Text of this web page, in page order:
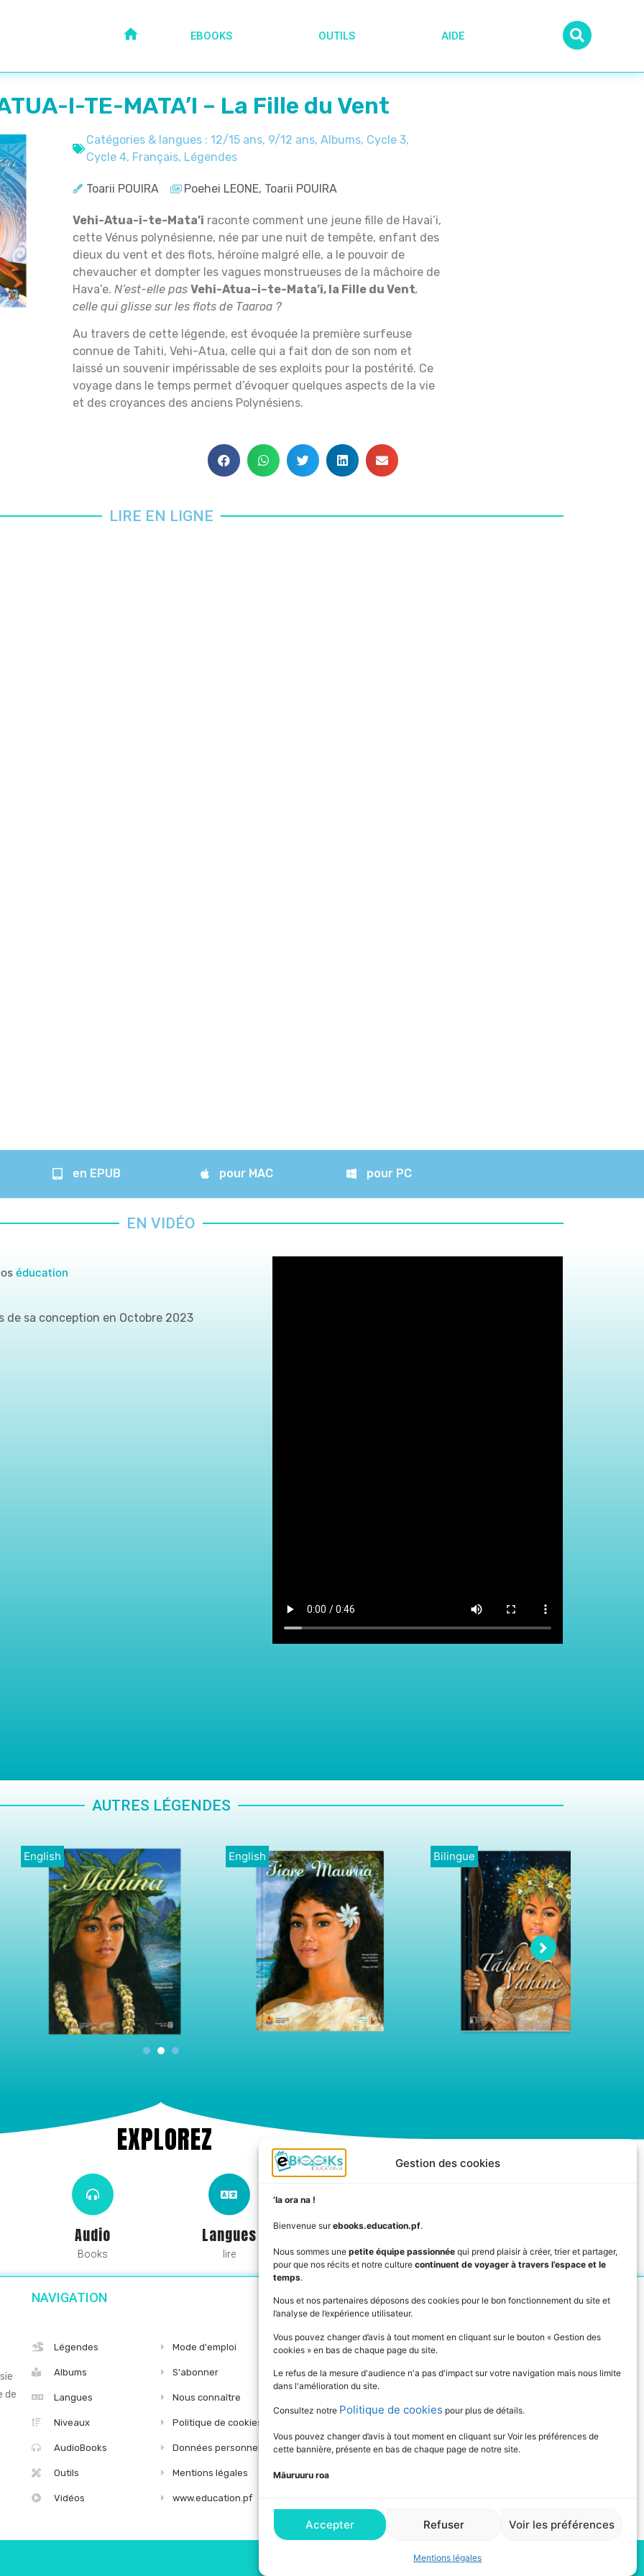
Gestion des cookies
’Ia ora na !
Bienvenue surebooks.education.pf.
Nous sommes une petite équipe passionnée qui prend plaisir à créer, trier et partager,
pour que nos récits et notre culture continuent de voyager à travers l’espace et le
temps.
Nous et nos partenaires déposons des cookies pour le bon fonctionnement du site et
l’analyse de l’expérience utilisateur.
Vous pouvez changer d’avis à tout moment en cliquant sur le bouton « Gestion des
cookies » en bas de chaque page du site.
Le refus de la mesure d'audience n'a pas d'impact sur votre navigation mais nous limite
dans l'amélioration du site.
Consultez notre Politique de cookies pour plus de détails.
Vous pouvez changer d’avis à tout moment en cliquant sur Voir les préférences de
cette bannière, présente en bas de chaque page de notre site.
Māuruuru roa
Accepter Refuser Voir les préférences
Mentions légales
EBOOKS OUTILS AIDE
I-TE-MATA’I – La Fille du Vent
Catégories & langues : 12/15 ans, 9/12 ans, Albums, Cycle 3,
Cycle 4, Français, Légendes
Toarii POUIRA Poehei LEONE, Toarii POUIRA
Vehi-Atua-i-te-Mata’i raconte comment une jeune fille de Havai’i,
cette Vénus polynésienne, née par une nuit de tempête, enfant des
dieux du vent et des flots, héroïne malgré elle, a le pouvoir de
chevaucher et dompter les vagues monstrueuses de la mâchoire de
Hava’e. N’est-elle pas Vehi-Atua–i–te-Mata’i, la Filledu Vent,
celle qui glisse sur les flots de Taaroa?
Au travers de cette légende, est évoquée la première surfeuse
connue de Tahiti, Vehi-Atua, celle qui a fait don de son nom et
laissé un souvenir impérissable de ses exploits pour la postérité. Ce
voyage dans le temps permet d’évoquer quelques aspects de la vie
et des croyances des anciens Polynésiens.
LIRE EN LIGNE
en EPUB pour MAC pour PC
EN VIDÉO
éducation
de sa conception en Octobre 2023
AUTRES LÉGENDES
Bilingue
EXPLOREZ
Audio
Books
Langues
lire
Niveaux
par cycle pédagogiques
de
NAVIGATION
Légendes
Albums
Langues
Niveaux
AudioBooks
Outils
Vidéos
Mode d'emploi
S'abonner
Nous connaître
Politique de cookies
Données personnelles
Mentions légales
www.education.pf
SUIVEZ L'ACTUALITÉ DE L'ÉDUCATION
cookies pour plus de détails
LA BIBLIOTHÈQUE NUMÉRIQUE DE L'ÉDUCATION EN POLYNÉSIE FRANÇAISE